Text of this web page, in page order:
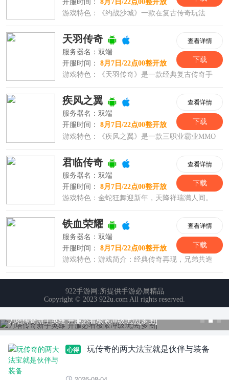
刀塔传奇新手英雄 开服必看极限冲级玩法[多图]
心得 玩传奇的两大法宝就是伙伴与装备